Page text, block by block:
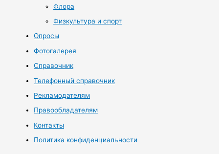
Флора
Физкультура и спорт
Опросы
Фотогалерея
Справочник
Телефонный справочник
Рекламодателям
Правообладателям
Контакты
Политика конфиденциальности